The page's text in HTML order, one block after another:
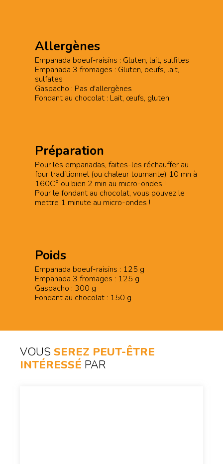
Allergènes
Empanada boeuf-raisins : Gluten, lait, sulfites
Empanada 3 fromages : Gluten, oeufs, lait,
sulfates
Gaspacho : Pas d'allergènes
Fondant au chocolat : Lait, œufs, gluten
Préparation
Pour les empanadas, faites-les réchauffer au
four traditionnel (ou chaleur tournante) 10 mn à
160C° ou bien 2 min au micro-ondes !
Pour le fondant au chocolat, vous pouvez le
mettre 1 minute au micro-ondes !
Poids
Empanada boeuf-raisins : 125 g
Empanada 3 fromages : 125 g
Gaspacho : 300 g
Fondant au chocolat : 150 g
VOUS SEREZ PEUT-ÊTRE
INTÉRESSÉ PAR